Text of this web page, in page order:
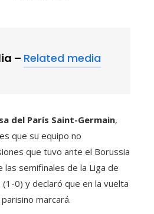
– Related media
del París Saint-Germain,
que su equipo no
que tuvo ante el Borussia
las semifinales de la Liga de
0) y declaró que en la vuelta
marcará.